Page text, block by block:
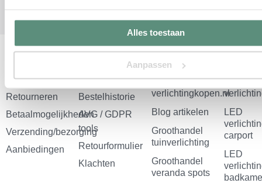
Alles toestaan
Aanpassen
a
c
b
o
o
k
n
s
a
g
r
a
i
n
e
r
e
s
t
o
u
u
b
e
Contact
Retourneren
Betaalmogelijkheden
Verzending/bezorging
Aanbiedingen
Account
Bestelhistorie
AVG / GDPR
tools
Retourformulier
Klachten
Informatie
Over
verlichtingkopen.nl
Blog artikelen
Groothandel
tuinverlichting
Groothandel
veranda spots
Veranda
LED
carport
LED